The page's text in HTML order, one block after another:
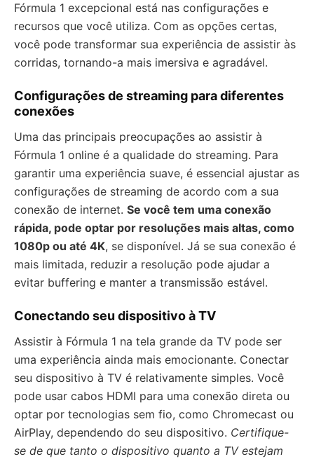
Fórmula 1 excepcional está nas configurações e
recursos que você utiliza. Com as opções certas,
você pode transformar sua experiência de assistir às
corridas, tornando-a mais imersiva e agradável.
Configurações de streaming para diferentes
conexões
Uma das principais preocupações ao assistir à
Fórmula 1 online é a qualidade do streaming. Para
garantir uma experiência suave, é essencial ajustar as
configurações de streaming de acordo com a sua
conexão de internet. Se você tem uma conexão
rápida, pode optar por resoluções mais altas, como
1080p ou até 4K, se disponível. Já se sua conexão é
mais limitada, reduzir a resolução pode ajudar a
evitar buffering e manter a transmissão estável.
Conectando seu dispositivo à TV
Assistir à Fórmula 1 na tela grande da TV pode ser
uma experiência ainda mais emocionante. Conectar
seu dispositivo à TV é relativamente simples. Você
pode usar cabos HDMI para uma conexão direta ou
optar por tecnologias sem fio, como Chromecast ou
AirPlay, dependendo do seu dispositivo. Certifique-
se de que tanto o dispositivo quanto a TV estejam